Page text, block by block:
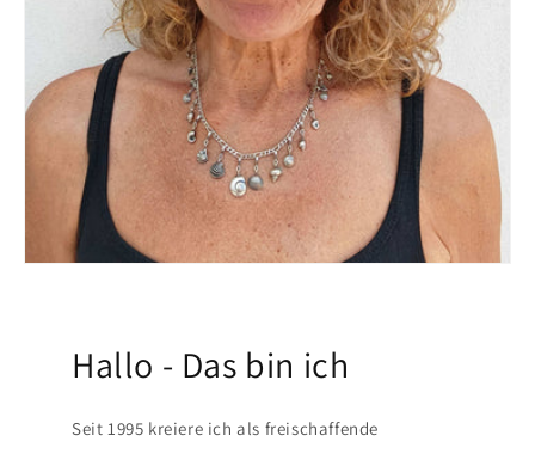
Hallo - Das bin ich
Seit 1995 kreiere ich als freischaffende